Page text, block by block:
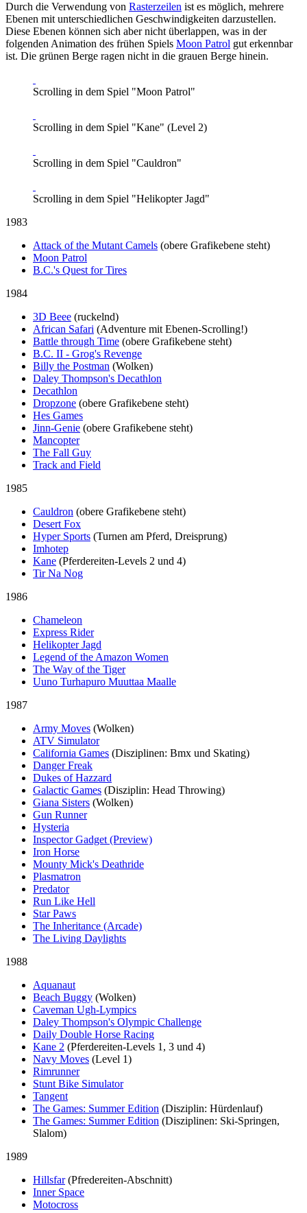
Durch die Verwendung von Rasterzeilen ist es möglich, mehrere
Ebenen mit unterschiedlichen Geschwindigkeiten darzustellen.
Diese Ebenen können sich aber nicht überlappen, was in der
folgenden Animation des frühen Spiels Moon Patrol gut erkennbar
ist. Die grünen Berge ragen nicht in die grauen Berge hinein.
Scrolling in dem Spiel "Moon Patrol"
Scrolling in dem Spiel "Kane" (Level 2)
Scrolling in dem Spiel "Cauldron"
Scrolling in dem Spiel "Helikopter Jagd"
1983
Attack of the Mutant Camels (obere Grafikebene steht)
Moon Patrol
B.C.'s Quest for Tires
1984
3D Beee (ruckelnd)
African Safari (Adventure mit Ebenen-Scrolling!)
Battle through Time (obere Grafikebene steht)
B.C. II - Grog's Revenge
Billy the Postman (Wolken)
Daley Thompson's Decathlon
Decathlon
Dropzone (obere Grafikebene steht)
Hes Games
Jinn-Genie (obere Grafikebene steht)
Mancopter
The Fall Guy
Track and Field
1985
Cauldron (obere Grafikebene steht)
Desert Fox
Hyper Sports (Turnen am Pferd, Dreisprung)
Imhotep
Kane (Pferdereiten-Levels 2 und 4)
Tir Na Nog
1986
Chameleon
Express Rider
Helikopter Jagd
Legend of the Amazon Women
The Way of the Tiger
Uuno Turhapuro Muuttaa Maalle
1987
Army Moves (Wolken)
ATV Simulator
California Games (Disziplinen: Bmx und Skating)
Danger Freak
Dukes of Hazzard
Galactic Games (Disziplin: Head Throwing)
Giana Sisters (Wolken)
Gun Runner
Hysteria
Inspector Gadget (Preview)
Iron Horse
Mounty Mick's Deathride
Plasmatron
Predator
Run Like Hell
Star Paws
The Inheritance (Arcade)
The Living Daylights
1988
Aquanaut
Beach Buggy (Wolken)
Caveman Ugh-Lympics
Daley Thompson's Olympic Challenge
Daily Double Horse Racing
Kane 2 (Pferdereiten-Levels 1, 3 und 4)
Navy Moves (Level 1)
Rimrunner
Stunt Bike Simulator
Tangent
The Games: Summer Edition (Disziplin: Hürdenlauf)
The Games: Summer Edition (Disziplinen: Ski-Springen,
Slalom)
1989
Hillsfar(Pfredereiten-Abschnitt)
Inner Space
Motocross